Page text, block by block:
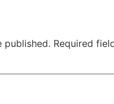
published. Required